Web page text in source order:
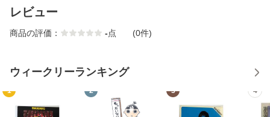
レビュー
商品の評価： -点 (0件)
ウィークリーランキング
1 2 3 4